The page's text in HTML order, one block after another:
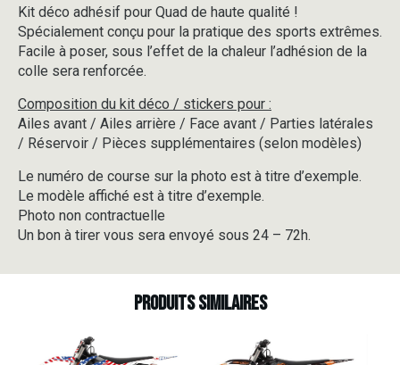
1000
-
2DR4
-
BLACK
&
YELLOW
Kit déco adhésif pour Quad de haute qualité !
Spécialement conçu pour la pratique des sports extrêmes.
Facile à poser, sous l’effet de la chaleur l’adhésion de la
colle sera renforcée.
Composition du kit déco / stickers pour :
Ailes avant / Ailes arrière / Face avant / Parties latérales
/ Réservoir / Pièces supplémentaires (selon modèles)
Le numéro de course sur la photo est à titre d’exemple.
Le modèle affiché est à titre d’exemple.
Photo non contractuelle
Un bon à tirer vous sera envoyé sous 24 – 72h.
Produits similaires